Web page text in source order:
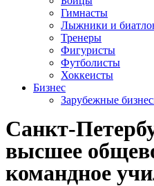
Гимнасты
Лыжники и
Тренеры
Фигуристы
Футболисты
Хоккеисты
Бизнес
Зарубежные
Санкт-
высшее
командное